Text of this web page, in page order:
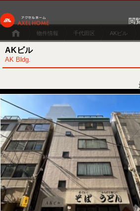
閲
物件情報 千代田区 AKビル
AKビル
AK Bldg.